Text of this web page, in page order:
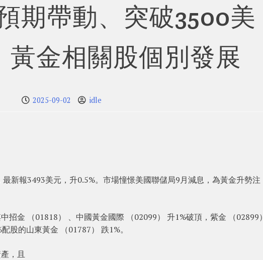
期帶動、突破3500美
金相關股個別發展
2025-09-02 idle
新報3493美元，升0.5%。市場憧憬美國聯儲局9月減息，為黃金升勢注
招金 （01818） 、中國黃金國際 （02099） 升1%破頂，紫金 （02899）
股的山東黃金 （01787） 跌1%。
，且